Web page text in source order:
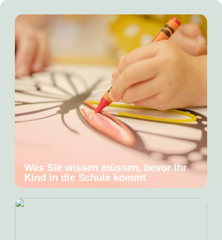
Was Sie wissen müssen, bevor Ihr
Kind in die Schule kommt